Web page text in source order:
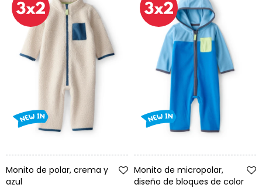
Monito de polar, crema y
azul
Monito de micropolar,
diseño de bloques de color